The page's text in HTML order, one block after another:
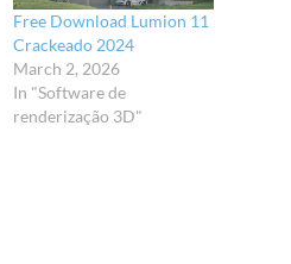
Free Download Lumion 11
Crackeado 2024
March 2, 2026
In "Software de
renderização 3D"